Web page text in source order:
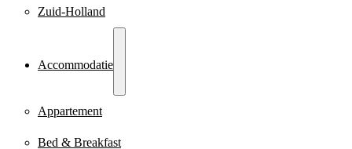
Zuid-Holland
Accommodatie
Appartement
Bed & Breakfast